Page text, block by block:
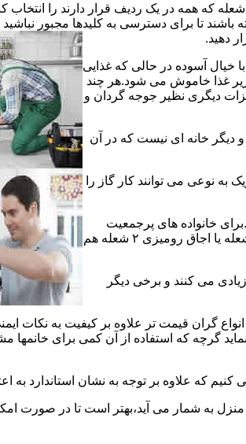
که همه در یک ردیف قرار دارند را انتخاب
تا برای دسترسی به کلیدها مجبور
دهید.
خیال آسوده در حالی که غذایی
غذا خاموش می شود.هر چند
دیگری نظیر جوجه گردان و
دیگر خانه ای نیست که در آن
به نوعی می توانند کار گاز را
خانواده های پرجمعیت
اجاق های ۵ یا ۶ شعله مناسب است اما یک خانواده کم جمعیت با یک اجاق ۴ شعله یا اجاق رومیزی ۲ شعله هم
می کنند و برخی دیگر
گران قیمت تر علاوه بر کیفیت به نکات
که استفاده از آن کمی برای خانمها
که علاوه بر توجه به نشان استاندارد به
به شمار می آید،بهتر است تا در صورت